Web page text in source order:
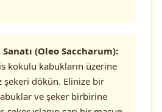
(Oleo Saccharum):
kokulu kabukların üzerine
şekeri dökün. Elinize bir
ve şeker birbirine